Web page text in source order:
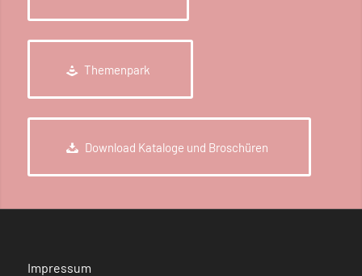
Themenpark
Download Kataloge und Broschüren
Impressum